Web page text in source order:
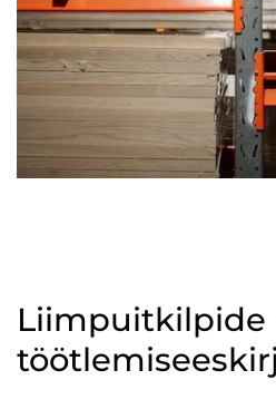
Liimpuitkilpide